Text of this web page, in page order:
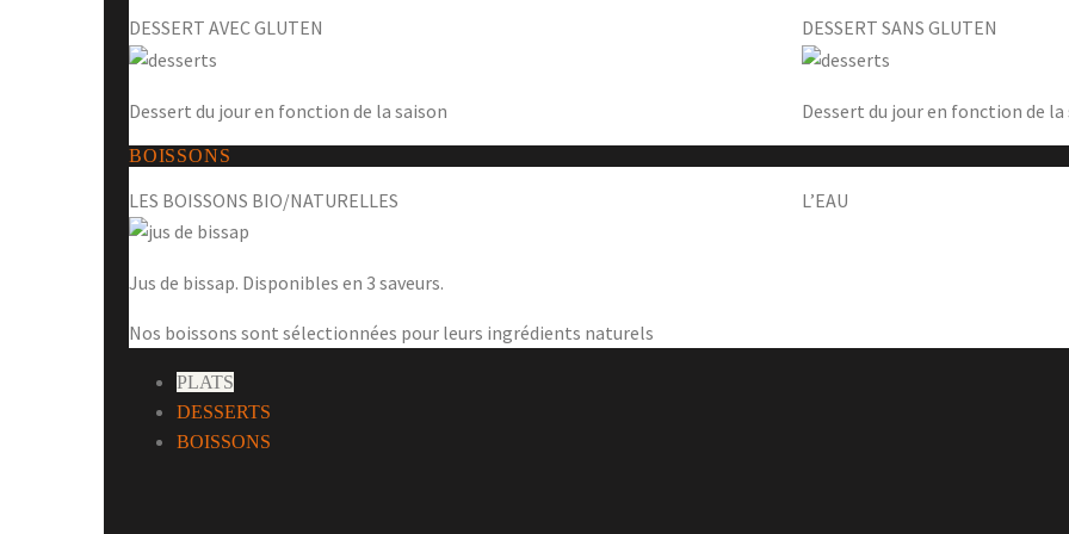
DESSERT AVEC GLUTEN
Dessert du jour en fonction de la saison
DESSERT SANS GLUTEN
Dessert du jour en fonction de la
BOISSONS
LES BOISSONS BIO/NATURELLES
Jus de bissap. Disponibles en 3 saveurs.
Nos boissons sont sélectionnées pour leurs ingrédients naturels
L’EAU
PLATS
DESSERTS
BOISSONS